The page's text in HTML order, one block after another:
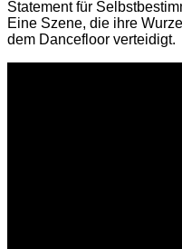
Statement für
Eine Szene, die ihre
dem Dancefloor verteidigt.